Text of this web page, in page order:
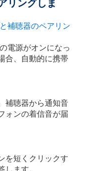
リングしま
補聴器のペアリン
電源がオンになっ
合、自動的に携帯
補聴器から通知音
ォンの着信音が届
を短くクリックす
します。